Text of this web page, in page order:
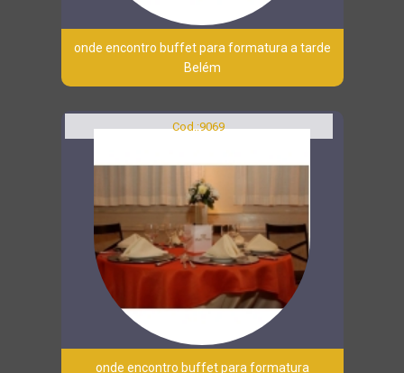
onde encontro buffet para formatura a tarde
Belém
Cod.:9069
onde encontro buffet para formatura